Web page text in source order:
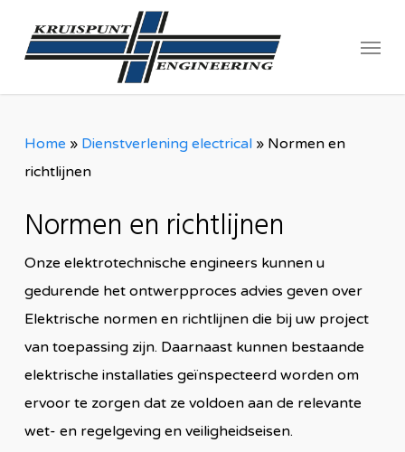
content
Menu
Home » Dienstverlening electrical» Normen en
richtlijnen
Normen en richtlijnen
Onze elektrotechnische engineers kunnen u
gedurende het ontwerpproces advies geven over
Elektrische normen en richtlijnen die bij uw project
van toepassing zijn. Daarnaast kunnen bestaande
elektrische installaties geïnspecteerd worden om
ervoor te zorgen dat ze voldoen aan de relevante
wet- en regelgeving en veiligheidseisen.